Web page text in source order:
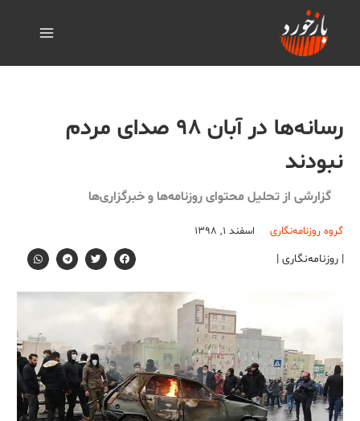
رسانه‌ها در آبان ۹۸ صدای مردم
نبودند
گزارشی از تحلیل محتوای روزنامه‌ها و خبرگزاری‌ها
گروه روزنامه‌نگاری اسفند ۱, ۱۳۹۸
| روزنامه‌نگاری |